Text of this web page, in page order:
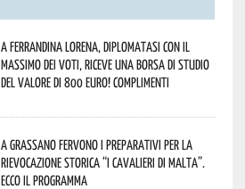
A Ferrandina Lorena, diplomatasi con il
massimo dei voti, riceve una borsa di studio
del valore di 800 euro! Complimenti
A Grassano fervono i preparativi per la
Rievocazione Storica “I CAVALIERI DI MALTA”.
Ecco il programma